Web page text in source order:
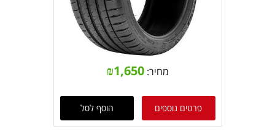
מחיר: ₪1,650
פרטים נוספים הוסף לסל